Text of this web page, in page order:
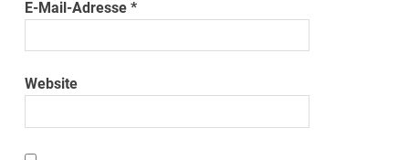
E-Mail-Adresse*
Website